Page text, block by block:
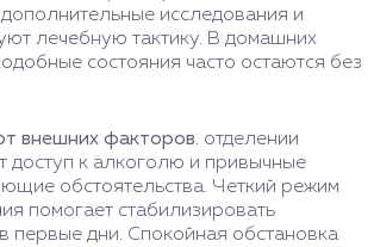
исследования и
лечебную тактику. В домашних
состояния часто остаются без
внешних факторов. отделении
доступ к алкоголю и привычные
обстоятельства. Четкий режим
помогает стабилизировать
первые дни. Спокойная обстановка